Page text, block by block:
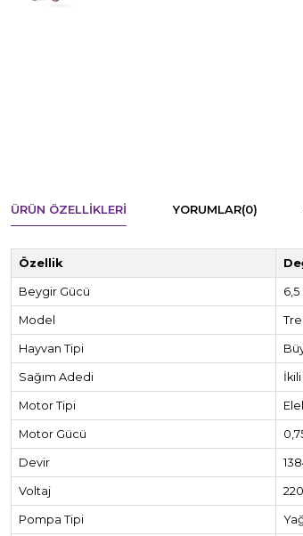
ÜRÜN ÖZELLIKLERI YORUMLAR(0)
Özellik
Beygir Gücü
Model
Hayvan Tipi
Sağım Adedi
Motor Tipi
Motor Gücü
Devir
Voltaj
Pompa Tipi